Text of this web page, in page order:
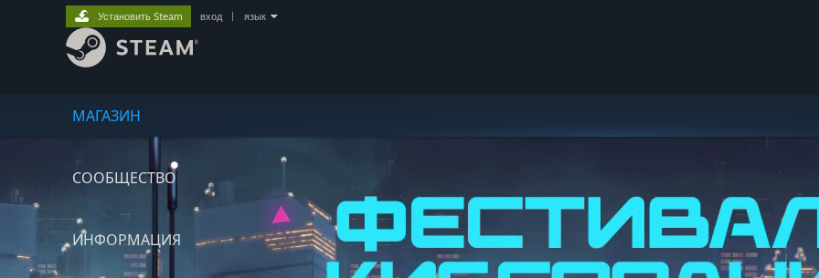
МАГАЗИН
СООБЩЕСТВО
ИНФОРМАЦИЯ
Установить Steam вход язык